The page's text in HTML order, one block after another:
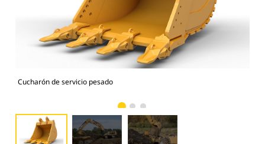
Cucharón de servicio pesado